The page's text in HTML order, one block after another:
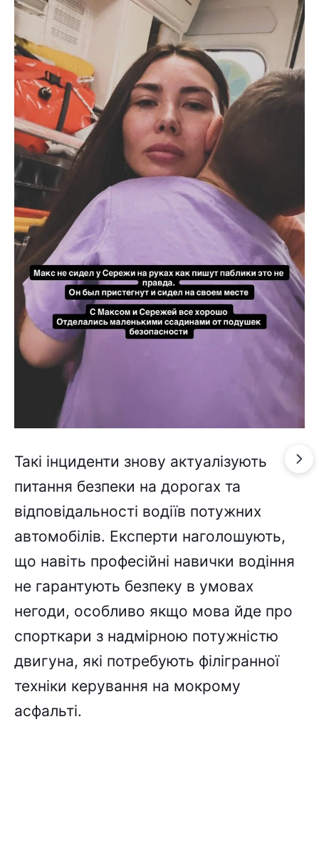
Такі інциденти знову актуалізують
питання безпеки на дорогах та
відповідальності водіїв потужних
автомобілів. Експерти наголошують,
що навіть професійні навички водіння
не гарантують безпеку в умовах
негоди, особливо якщо мова йде про
спорткари з надмірною потужністю
двигуна, які потребують філігранної
техніки керування на мокрому
асфальті.